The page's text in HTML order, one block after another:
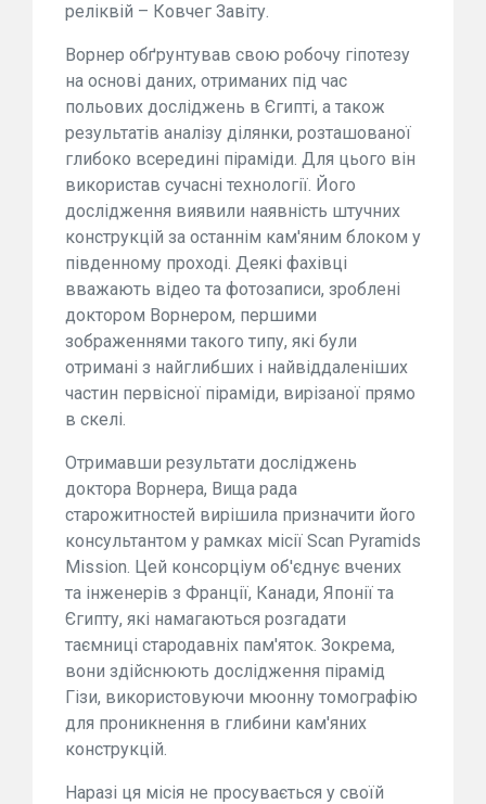
реліквій – Ковчег Завіту.
Ворнер обґрунтував свою робочу гіпотезу
на основі даних, отриманих під час
польових досліджень в Єгипті, а також
результатів аналізу ділянки, розташованої
глибоко всередині піраміди. Для цього він
використав сучасні технології. Його
дослідження виявили наявність штучних
конструкцій за останнім кам'яним блоком у
південному проході. Деякі фахівці
вважають відео та фотозаписи, зроблені
доктором Ворнером, першими
зображеннями такого типу, які були
отримані з найглибших і найвіддаленіших
частин первісної піраміди, вирізаної прямо
в скелі.
Отримавши результати досліджень
доктора Ворнера, Вища рада
старожитностей вирішила призначити його
консультантом у рамках місії Scan Pyramids
Mission. Цей консорціум об'єднує вчених
та інженерів з Франції, Канади, Японії та
Єгипту, які намагаються розгадати
таємниці стародавніх пам'яток. Зокрема,
вони здійснюють дослідження пірамід
Гізи, використовуючи мюонну томографію
для проникнення в глибини кам'яних
конструкцій.
Наразі ця місія не просувається у своїй